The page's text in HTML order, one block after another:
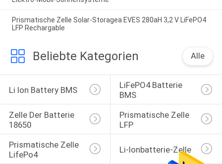
Prismatische Zelle Solar-Storagea EVES 280aH 3,2 V LiFePO4
LFP Rechargable
Beliebte Kategorien Alle
Li Ion Battery BMS
LiFePO4 Batterie
BMS
Zelle Der Batterie
18650
Prismatische Zelle
LFP
Prismatische Zelle
LifePo4
Li-Ionbatterie-Zelle